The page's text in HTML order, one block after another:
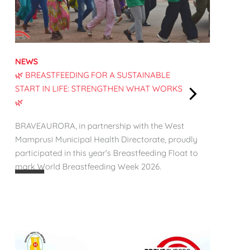
NEWS
🌿 BREASTFEEDING FOR A SUSTAINABLE
START IN LIFE: STRENGTHEN WHAT WORKS
🌿
B
e
BRAVEAURORA, in partnership with the West
Mamprusi Municipal Health Directorate, proudly
participated in this year’s Breastfeeding Float to
mark World Breastfeeding Week 2026.